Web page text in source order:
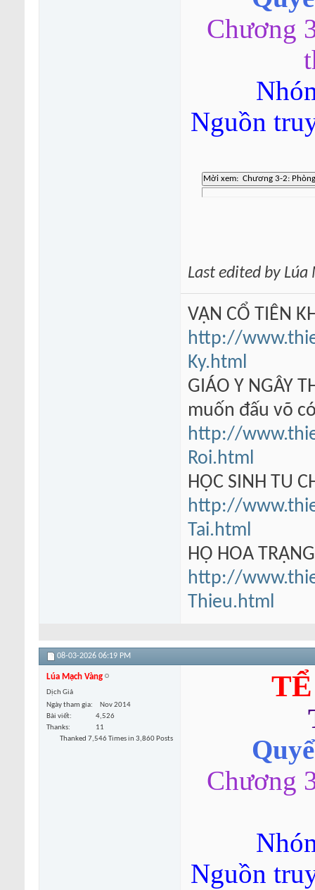
Chương
Nguồn
Last edited by
VẠN CỔ TIÊN
http://
Ky.html
GIÁO Y NGÂY
muốn đấu võ
http://
Roi.html
HỌC SINH TU
http://
Tai.html
HỘ HOA
http://
Thieu.html
08-03-2026 06:19 PM
Lúa Mạch Vàng
Dịch Giả
Ngày tham gia
Nov 2014
Bài viết
4,526
Thanks
11
Thanked 7,546 Times in 3,860 Posts
Chương
Nguồn